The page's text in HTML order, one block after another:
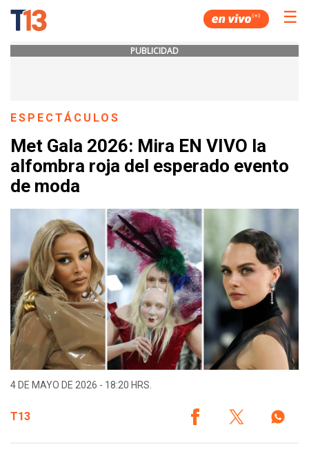
☰
PUBLICIDAD
ESPECTÁCULOS
Met Gala 2026: Mira EN VIVO la
alfombra roja del esperado evento
de moda
4 DE MAYO DE 2026 - 18:20 HRS.
T13